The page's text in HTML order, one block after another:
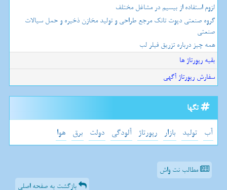
لزوم استفاده از بیسیم در مشاغل مختلف
گروه صنعتی دپوت تانک مرجع طراحی و تولید مخازن ذخیره و حمل سیالات
صنعتی
همه چیز درباره تزریق فیلر لب
بقیه رپورتاژ ها
سفارش رپورتاژ آگهی
تگها
آب تولید بازار رپورتاژ آلودگی دولت برق هوا
مطالب نت واش
بازگشت به صفحه اصلی